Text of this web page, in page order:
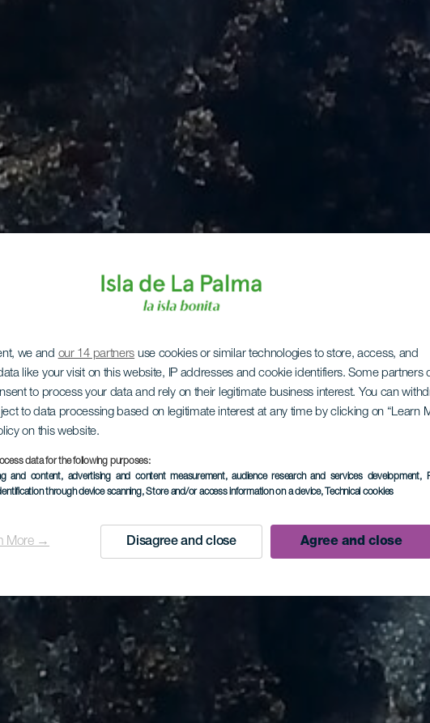
we and our 14 partners use cookies or similar technologies to store, access, and
like your visit on this website, IP addresses and cookie identifiers. Some partners
to process your data and rely on their legitimate business interest. You can
to data processing based on legitimate interest at any time by clicking on “Learn
on this website.
data for the following purposes:
and content, advertising and content measurement, audience research and services development,
through device scanning, Store and/or access information on a device, Technical cookies
More → Disagree and close Agree and close